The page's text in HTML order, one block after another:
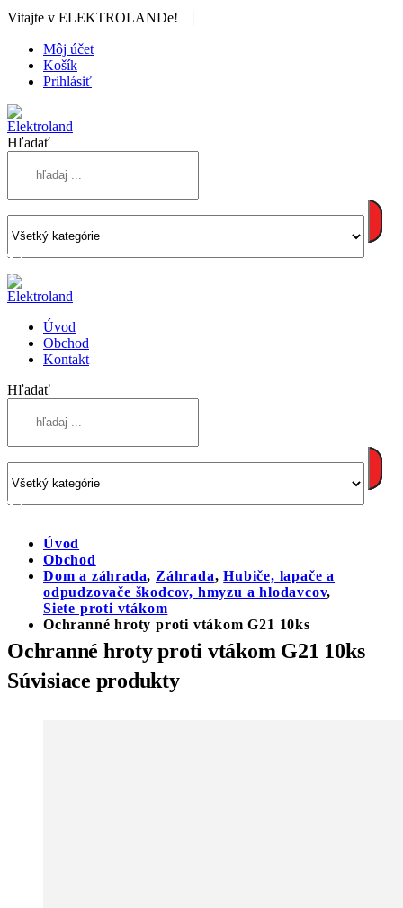
Vitajte v ELEKTROLANDe!
Môj účet
Košík
Prihlásiť
Hľadať
Úvod
Obchod
Kontakt
Hľadať
Úvod
Obchod
Dom a záhrada, Záhrada,Hubiče, lapače a
odpudzovače škodcov, hmyzu a hlodavcov,
Siete proti vtákom
Ochranné hroty proti vtákom G21 10ks
Ochranné hroty proti vtákom G21 10ks
Súvisiace produkty